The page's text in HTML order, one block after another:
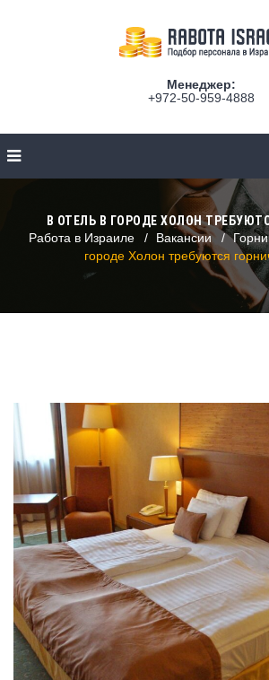
Менеджер:
+972-50-959-4888
В ОТЕЛЬ В ГОРОДЕ ХОЛОН
Работа в Израиле
Вакансии
городе Холон требуются